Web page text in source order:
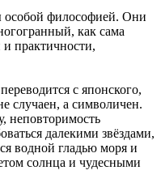
особой философией. Они
как сама
практичности,
с японского,
случаен, а символичен.
неповторимость
далекими звёздами,
водной гладью моря и
солнца и чудесными